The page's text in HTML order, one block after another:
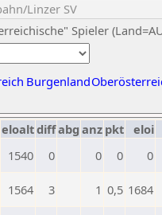
Spieler
Burgenland
eloaltdiffabg anz pkt eloi
1540 0 0 0 0
1564 3 1 0,5 1684